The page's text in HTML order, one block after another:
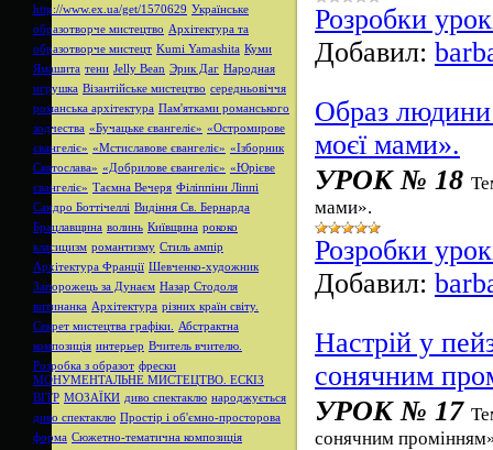
http://www.ex.ua/get/1570629 Українське
образотворче мистецтво Архітектура та
образотворче мистецт Kumi Yamashita Куми
Ямашита тени Jelly Bean Эрик Даг Народная
игрушка Візантійське мистецтво середньовіччя
романська архітектура Пам'ятками романського
зодчества «Бучацьке євангеліє» «Остромирове
євангеліє» «Мстиславове євангеліє» «Ізборник
Святослава» «Добрилове євангеліє» «Юрієве
євангеліє» Таємна Вечеря Філіппіни Ліппі
Сандро Боттічеллі Видіння Св. Бернарда
Брацлавщина волинь Київщина рококо
класицизм романтизму Стиль ампір
Архітектура Франції Шевченко-художник
Запорожець за Дунаєм Назар Стодоля
витинанка Архітектура різних країн світу.
Секрет мистецтва графіки.
Абстрактна
композиція интерьер Вчитель вчителю.
Розробка з образот фрески
МОНУМЕНТАЛЬНЕ МИСТЕЦТВО. ЕСКІЗ
ВІТР МОЗАЇКИ диво спектаклю народжується
диво спектаклю Простір і об'ємно-просторова
форма Сюжетно-тематична композиція
Розробки
Добавил:
Образ людини
моєї мами».
УРОК № 18
мами».
Розробки
Добавил:
Настрій у
сонячним
УРОК № 17
сонячним